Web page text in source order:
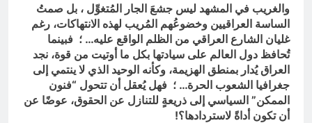
والغريب في المشهد ليس جشعَ الجار المُتغوِّل ، بل صمتُ
الساسة العراقيين وخضوعُهم المُريب لهذه الانتهاكات، رغم
غليان الشارع العراقي من الظلم الواقع عليه… ؛ فبينما
تُحافظ دول العالم على سيادتها بكل ما أوتيت من قوة، نجد
العراق يُدار بمنطق الهزيمة، وكأنه الوحيد الذي لا ينتمي إلى
جغرافيا الشعوب الحرة… ؛ فهل يُعقل أن تتحول “فنون
الممكن” السياسي إلى ذريعةٍ للتنازل عن الحقوق، عوضًا عن
أن تكون أداةً لاستردادها؟!